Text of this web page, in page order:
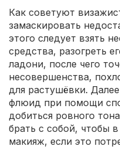
Как советуют
замаскировать
этого следует взять
средства, разогреть
ладони, после чего
несовершенства,
для растушёвки.
флюид при помощи
добиться ровного
брать с собой, чтобы
макияж, если это